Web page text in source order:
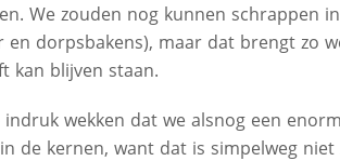
We zouden nog kunnen schrappen
en dorpsbakens), maar dat brengt zo
kan blijven staan.
wekken dat we alsnog een
de kernen, want dat is simpelweg niet